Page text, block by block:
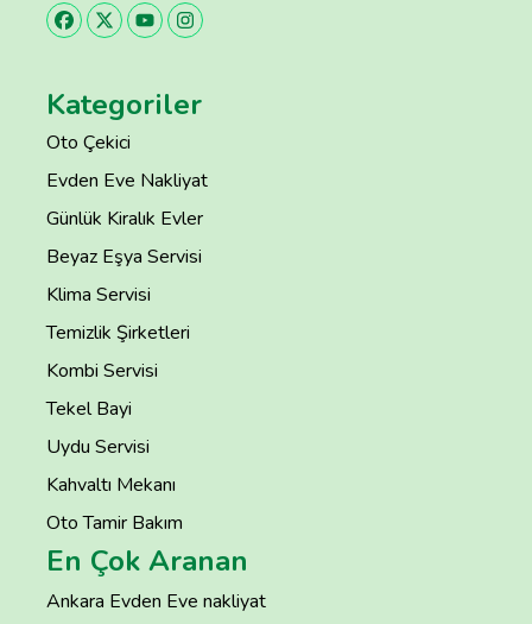
Kategoriler
Oto Çekici
Evden Eve Nakliyat
Günlük Kiralık Evler
Beyaz Eşya Servisi
Klima Servisi
Temizlik Şirketleri
Kombi Servisi
Tekel Bayi
Uydu Servisi
Kahvaltı Mekanı
Oto Tamir Bakım
En Çok Aranan
Ankara Evden Eve nakliyat